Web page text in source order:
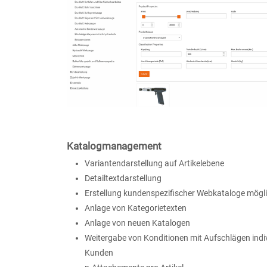
Katalogmanagement
Variantendarstellung auf Artikelebene
Detailtextdarstellung
Erstellung kundenspezifischer Webkataloge
Anlage von Kategorietexten
Anlage von neuen Katalogen
Weitergabe von Konditionen mit Aufschlägen
Kunden